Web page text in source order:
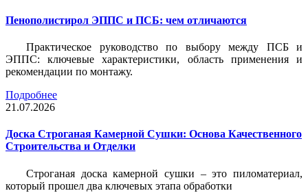
Пенополистирол ЭППС и ПСБ: чем отличаются
Практическое руководство по выбору между ПСБ и
ЭППС: ключевые характеристики, область применения и
рекомендации по монтажу.
Подробнее
21.07.2026
Доска Строганая Камерной Сушки: Основа Качественного
Строительства и Отделки
Строганая доска камерной сушки – это пиломатериал,
который прошел два ключевых этапа обработки